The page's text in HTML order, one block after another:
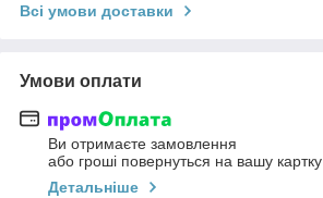
Всі умови доставки
Умови оплати
Ви отримаєте замовлення
або гроші повернуться на вашу картку
Детальніше